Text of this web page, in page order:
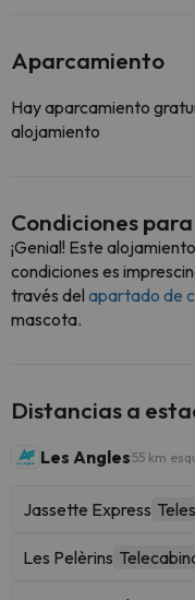
Aparcamiento
Hay aparcamiento
alojamiento
Condiciones
¡Genial! Este
condiciones es
través del apartado de
mascota.
Distancias a
Les Angles 55 km
Jassette Express
Les Pelèrins